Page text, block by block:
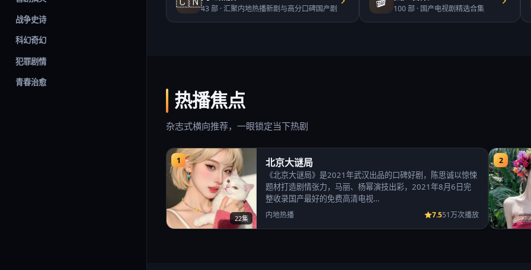
战争史诗
科幻奇幻
犯罪剧情
青春治愈
43部 ·汇聚内地热播新剧与高分口碑国产剧 100部 · 国产电视剧精选合集
热播焦点
杂志式横向推荐，一眼锁定当下热剧
1
22集
北京大谜局
《北京大谜局》是2021年武汉出品的口碑好剧，陈思诚以惊悚
题材打造剧情张力，马丽、杨幂演技出彩，2021年8月6日完
整收录国产最好的免费高清电视…
内地热播 7.551万次播放
2